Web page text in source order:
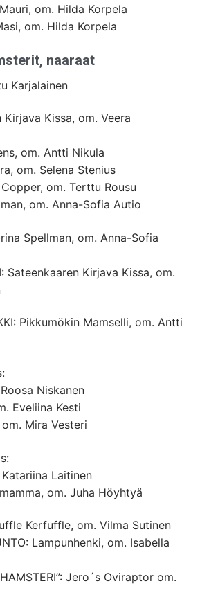
om. Hilda Korpela
om. Hilda Korpela
naaraat
Karjalainen
Kirjava Kissa, om. Veera
om. Antti Nikula
om. Selena Stenius
om. Terttu Rousu
om. Anna-Sofia Autio
Spellman, om. Anna-Sofia
Sateenkaaren Kirjava Kissa, om.
Pikkumökin Mamselli, om. Antti
Niskanen
Eveliina Kesti
Mira Vesteri
Laitinen
om. Juha Höyhtyä
Kerfuffle, om. Vilma Sutinen
Lampunhenki, om. Isabella
Jero´s Oviraptor om.